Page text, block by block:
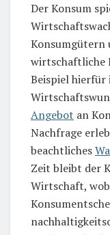
Der Konsum
Konsumgütern
wirtschaftliche
Beispiel hierfür
Angebot an
Nachfrage
beachtliches
Zeit bleibt der
Wirtschaft,